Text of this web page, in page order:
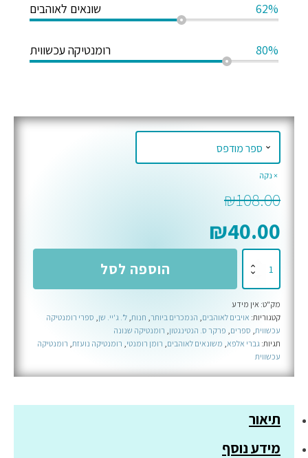
שונאים לאוהבים 62%
רומנטיקה עכשווית 80%
נקה
₪108.00
₪40.00
האפלה
שלי
הוספה לסל
מק"ט: אין מידע
קטגוריות: אויבים לאוהבים, הנמכרים ביותר, חנות, ל'. ג'יי. שן, ספרי רומנטיקה
עכשווית, ספרים, פרקר ס. הנטינגטון, רומנטיקה שנונה
תגיות: גברי אלפא, משונאים לאוהבים, רומן רומנטי, רומנטיקה נועזת, רומנטיקה
עכשווית
תיאור
מידע נוסף